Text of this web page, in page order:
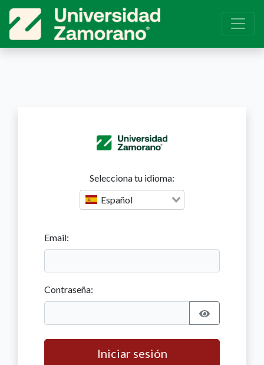
Selecciona tu idioma:
Español
Email:
Contraseña:
Iniciar sesión